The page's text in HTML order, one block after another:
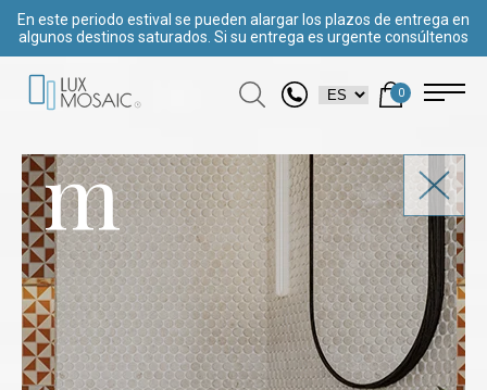
En este periodo estival se pueden alargar los plazos de entrega en
algunos destinos saturados. Si su entrega es urgente consúltenos
0
m